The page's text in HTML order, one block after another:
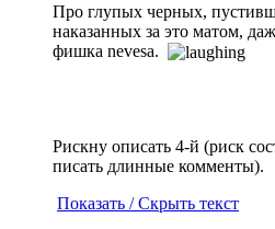
Про глупых черных,
наказанных за это матом,
фишка nevesа.
Рискну описать 4-й (риск
писать длинные комменты).
Показать / Скрыть текст